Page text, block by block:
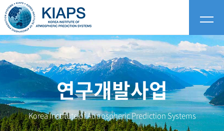
연구개발사업
Korea Institute of Atmospheric Prediction Systems